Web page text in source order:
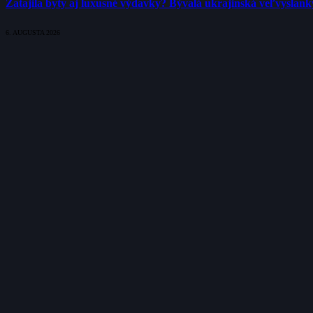
Zatajila byty aj luxusné výdavky? Bývalá ukrajinská
6. AUGUSTA 2026